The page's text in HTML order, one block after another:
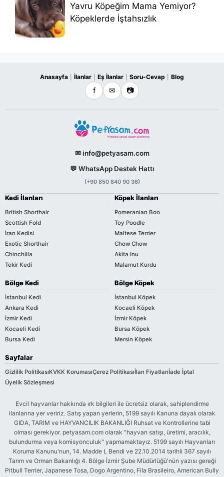
Yavru Köpeğim Mama Yemiyor?
Köpeklerde İştahsızlık
Anasayfa İlanlar Eş İlanlar Soru-Cevap Blog
f ✉ 📷
✉ info@petyasam.com
💬 WhatsApp Destek Hattı
(+90 850 840 90 36)
Kedi İlanları
British Shorthair
Scottish Fold
İran Kedisi
Exotic Shorthair
Chinchilla
Tekir Kedi
Köpek İlanları
Pomeranian Boo
Toy Poodle
Maltese Terrier
Chow Chow
Akita Inu
Malamut Kurdu
Bölge Kedi
İstanbul Kedi
Ankara Kedi
İzmir Kedi
Kocaeli Kedi
Bursa Kedi
Bölge Köpek
İstanbul Köpek
Kocaeli Köpek
İzmir Köpek
Bursa Köpek
Mersin Köpek
Sayfalar
Gizlilik PolitikasıKVKK KorumasıÇerez Politikasıİlan Fiyatlarıİade İptal
Üyelik Sözleşmesi
Evcil hayvanlar hakkında ırk bilgileri ile ücretsiz olarak, sahiplendirme
ilanlarına yer veririz. Satış yapan yerlerin, 5199 sayılı Kanuna dayalı olarak
GIDA, TARIM ve HAYVANCILIK BAKANLIĞI Ruhsat ve Kontrollerine tabi
olması gerekiyor. petyasam.com olarak "hayvan satışı, üretimi, aracılık,
bulundurma veya komisyonculuk" yapmamaktayız. 5199 sayılı Hayvanları
Koruma Kanunu'nun, 14. Madde L Bendi ve 22.10.2014 tarihli 367 sayılı
Tarım ve Orman Bakanlığı 4. Bölge İzmir Şube Müdürlüğü'nün yazısı gereği
Pitbull Terrier, Japanese Tosa, Dogo Argentino, Fila Brasileiro, American Bully